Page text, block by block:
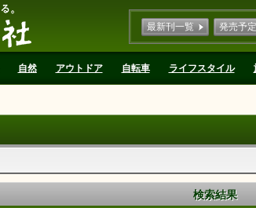
最新刊一覧 発売予
自然 アウトドア 自転車 ライフスタイル
検索結果